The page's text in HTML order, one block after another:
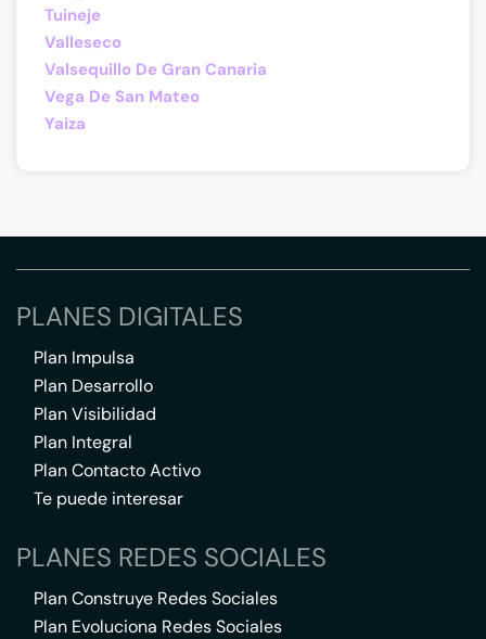
Tuineje
Valleseco
Valsequillo De Gran Canaria
Vega De San Mateo
Yaiza
PLANES DIGITALES
Plan Impulsa
Plan Desarrollo
Plan Visibilidad
Plan Integral
Plan Contacto Activo
Te puede interesar
PLANES REDES SOCIALES
Plan Construye Redes Sociales
Plan Evoluciona Redes Sociales